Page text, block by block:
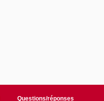
Questions/réponses